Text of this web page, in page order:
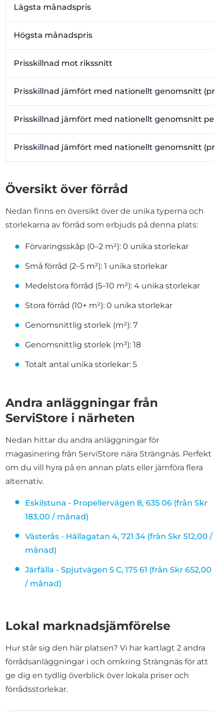
Lägsta månadspris
Högsta månadspris
Prisskillnad mot rikssnitt
Prisskillnad jämfört med nationellt genomsnitt
Prisskillnad jämfört med nationellt genomsnitt per
Prisskillnad jämfört med nationellt genomsnitt
Översikt över förråd
Nedan finns en översikt över de unika typerna och
storlekarna av förråd som erbjuds på denna plats:
Förvaringsskåp (0–2 m²): 0 unika storlekar
Små förråd (2–5 m²): 1 unika storlekar
Medelstora förråd (5–10 m²): 4 unika storlekar
Stora förråd (10+ m²): 0 unika storlekar
Genomsnittlig storlek (m²): 7
Genomsnittlig storlek (m³): 18
Totalt antal unika storlekar: 5
Andra anläggningar från
ServiStore i närheten
Nedan hittar du andra anläggningar för
magasinering från ServiStore nära Strängnäs. Perfekt
om du vill hyra på en annan plats eller jämföra flera
alternativ.
Eskilstuna - Propellervägen 8, 635 06 (från Skr
183,00 / månad)
Västerås - Hällagatan 4, 721 34 (från Skr 512,00 /
månad)
Järfälla - Spjutvägen 5 C, 175 61 (från Skr 652,00
/ månad)
Lokal marknadsjämförelse
Hur står sig den här platsen? Vi har kartlagt 2 andra
förrådsanläggningar i och omkring Strängnäs för att
ge dig en tydlig överblick över lokala priser och
förrådsstorlekar.